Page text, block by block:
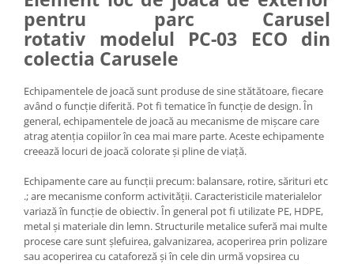
pentru parc Carusel
rotativ modelul PC-03 ECO din
colectia Carusele
Echipamentele de joacă sunt produse de sine stătătoare, fiecare
având o funcție diferită. Pot fi tematice în funcție de design. În
general, echipamentele de joacă au mecanisme de mișcare care
atrag atenția copiilor în cea mai mare parte. Aceste echipamente
creează locuri de joacă colorate și pline de viață.
Echipamente care au funcții precum: balansare, rotire, sărituri etc
.; are mecanisme conform activității. Caracteristicile materialelor
variază în funcție de obiectiv. În general pot fi utilizate PE, HDPE,
metal și materiale din lemn. Structurile metalice suferă mai multe
procese care sunt șlefuirea, galvanizarea, acoperirea prin polizare
sau acoperirea cu cataforeză și în cele din urmă vopsirea cu